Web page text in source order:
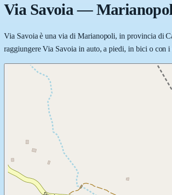
Via Savoia—
Via Savoia è una via di Marianopoli, in provincia di
raggiungere Via Savoia in auto, a piedi, in bici o con